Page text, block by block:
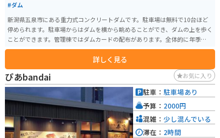
#ダム
新潟県五泉市にある重力式コンクリートダムです。駐車場は無料で10台ほど
停められます。駐車場からはダムを横から眺めることができ、ダムの上を歩く
ことができます。管理棟ではダムカードの配布があります。全体的に年季の入
った建物です。
詳しく見る
ぴあbandai お気に入り
駐車： 駐車場あり
予算： 2000円
混雑： 少し混んでいる
滞在： 2時間